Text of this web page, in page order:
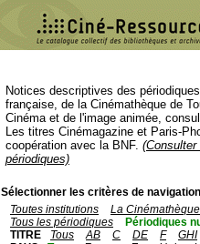
Notices descriptives des
française, de la Cinémathèque de
Cinéma et de l'image animée,
Les titres Cinémagazine et Paris-
coopération avec la BNF.
périodiques)
Sélectionner les critères de
Toutes institutions
La
Tous les périodiques
Périodiques
TITRE
Tous AB C DE F
GHI